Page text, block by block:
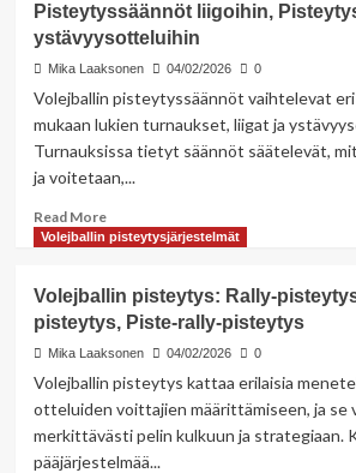
Pisteytysvirheet,
Pisteytysongelmien
raportointi,
ratkaiseminen
Pisteytyssäännöt liigoihin,
ystävyysotteluihin
Mika Laaksonen 04/02/2026 0
Volejballin pisteytyssäännöt vaihtelevat
mukaan lukien turnaukset, liigat ja
Turnauksissa tietyt säännöt säätelevät,
ja voitetaan,...
Read MoreRead
more
pisteytys:
Pisteytyssäännöt
turnauksiin,
Pisteytyssäännöt
liigoihin,
Pisteytyssäännöt
ystävyysotteluihin
Volejballin pisteytysjärjestelmät
Volejballin pisteytys: Rally-
pisteytys, Piste-rally-pisteytys
Mika Laaksonen 04/02/2026 0
Volejballin pisteytys kattaa erilaisia
otteluiden voittajien määrittämiseen, ja se
merkittävästi pelin kulkuun ja strategiaan.
pääjärjestelmää...